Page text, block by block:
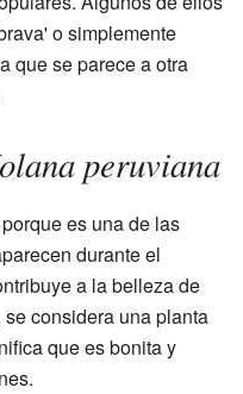
o simplemente
que se parece a otra
peruviana
es una de las
durante el
a la belleza de
considera una planta
que es bonita y